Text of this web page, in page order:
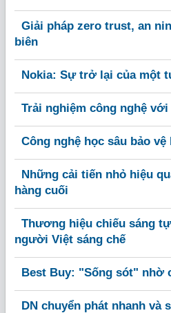
Giải pháp zero trust, an
biên
Nokia: Sự trở lại của một
Trải nghiệm công nghệ với
Công nghệ học sâu bảo
Những cải tiến nhỏ hiệu
hàng cuối
Thương hiệu chiếu sáng
người Việt sáng chế
Best Buy: "Sống sót" nhờ
DN chuyển phát nhanh và